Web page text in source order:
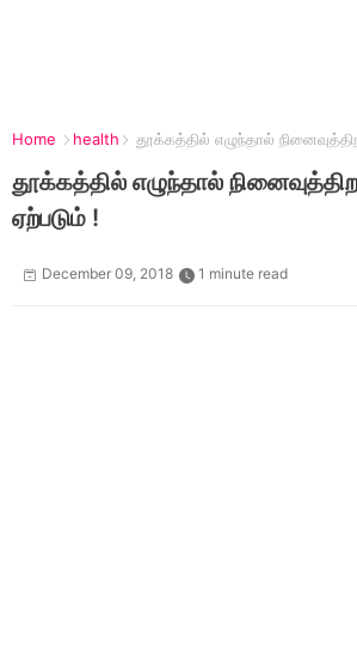
Home health தூக்கத்தில் எழுந்தால்
தூக்கத்தில் எழுந்தால்
ஏற்படும் !
December 09, 2018 1 minute read